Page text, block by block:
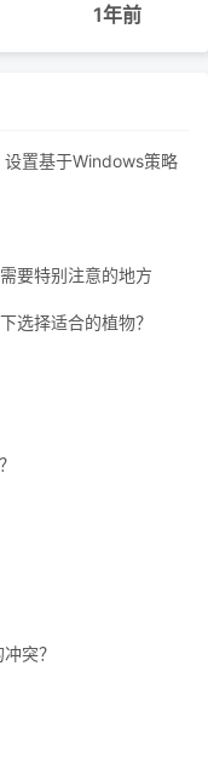
1年前
置基于Windows策略
要特别注意的地方
选择适合的植物？
突？